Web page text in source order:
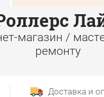
магазин /
ремонту
Доставка и